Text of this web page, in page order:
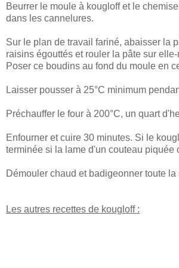
Beurrer le moule à kougloff et le
dans les cannelures.
Sur le plan de travail fariné, abaisser la
raisins égouttés et rouler la pâte sur
Poser ce boudins au fond du moule en
Laisser pousser à 25°C minimum
Préchauffer le four à 200°C, un quart
Enfourner et cuire 30 minutes. Si le
terminée si la lame d'un couteau piquée
Démouler chaud et badigeonner toute
Les autres recettes de kougloff :